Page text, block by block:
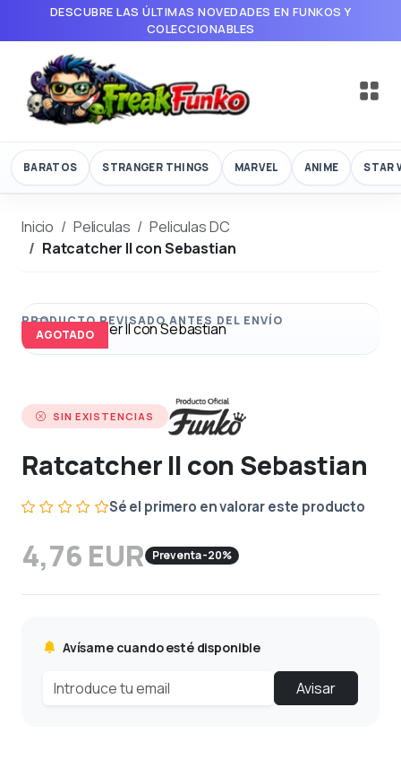
DESCUBRE LAS ÚLTIMAS NOVEDADES EN FUNKOS Y
COLECCIONABLES
BARATOS STRANGER THINGS MARVEL ANIME STAR
Inicio Peliculas
Peliculas DC
Ratcatcher II con Sebastian
AGOTADO
SIN EXISTENCIAS
Ratcatcher II con Sebastian
Sé el primero en valorar este producto
4,76 EUR Preventa -20%
Avísame cuando esté disponible
Avisar